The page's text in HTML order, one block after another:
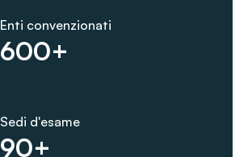
600+
Enti convenzionati
90+
Sedi d'esame